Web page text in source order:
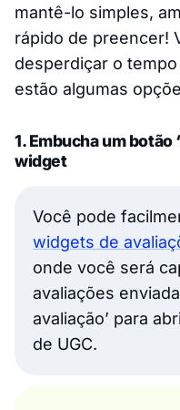
mantê-lo simples,
rápido de preencer!
desperdiçar o
estão algumas
1. Embucha um botão
widget
Você pode
widgets de
onde você será
avaliações
avaliação’ para
de UGC.